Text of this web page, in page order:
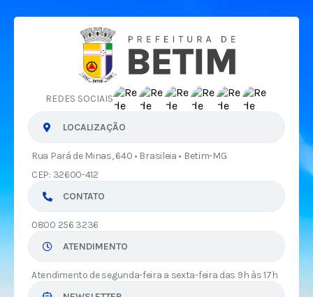
REDES SOCIAIS
LOCALIZAÇÃO
Rua Pará de Minas, 640 • Brasileia • Betim-MG
CEP: 32600-412
CONTATO
0800 256 3236
ATENDIMENTO
Atendimento de segunda-feira a sexta-feira das 9h às 17h